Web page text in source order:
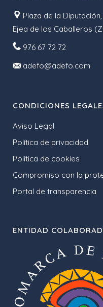
Plaza de la Diputación,
Ejea de los Caballeros
976 67 72 72
adefo@adefo.com
CONDICIONES
Aviso Legal
Política de privacidad
Política de cookies
Compromiso con la
Portal de transparencia
ENTIDAD